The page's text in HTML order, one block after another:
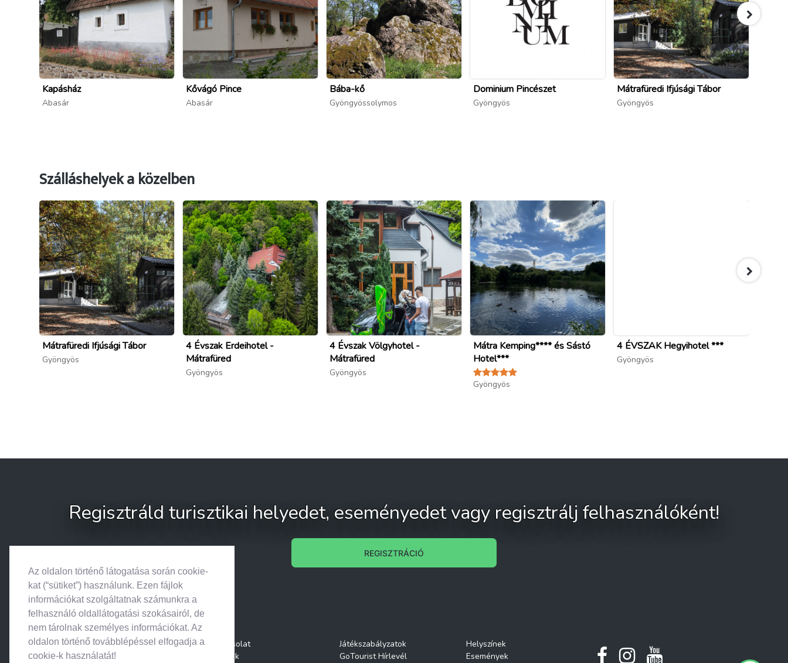
Az oldalon történő látogatása során cookie-
kat (“sütiket”) használunk. Ezen fájlok
információkat szolgáltatnak számunkra a
felhasználó oldallátogatási szokásairól, de
nem tárolnak személyes információkat. Az
oldalon történő továbblépéssel elfogadja a
cookie-k használatát!
Kapásház
Abasár
Kővágó Pince
Abasár
Bába-kő
Gyöngyössolymos
Dominium Pincészet
Gyöngyös
Mátrafüredi Ifjúsági Tábor
Gyöngyös
Szálláshelyek a közelben
Mátrafüredi Ifjúsági Tábor
Gyöngyös
4 Évszak Erdeihotel -
Mátrafüred
Gyöngyös
4 Évszak Völgyhotel -
Mátrafüred
Gyöngyös
Mátra Kemping**** és Sástó
Hotel***
Gyöngyös
4 ÉVSZAK Hegyihotel ***
Gyöngyös
Regisztráld turisztikai helyedet, eseményedet vagy regisztrálj felhasználóként!
REGISZTRÁCIÓ
Kapcsolat
Rólunk
Játékszabályzatok
GoTourist Hírlevél
Helyszínek
Események